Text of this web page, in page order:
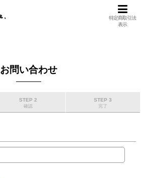
特定商取引法
表示
お問い合わせ
STEP 2
確認
STEP 3
完了